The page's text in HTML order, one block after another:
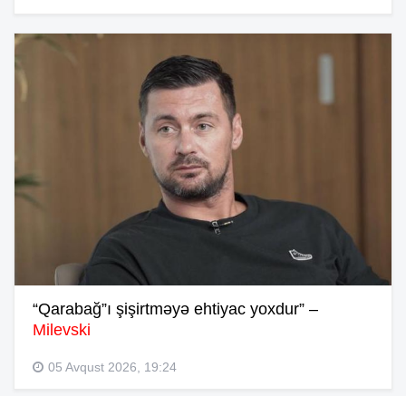
“Qarabağ”ı şişirtməyə ehtiyac yoxdur” –
Milevski
05 Avqust 2026, 19:24